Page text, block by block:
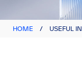
HOME / USEFUL